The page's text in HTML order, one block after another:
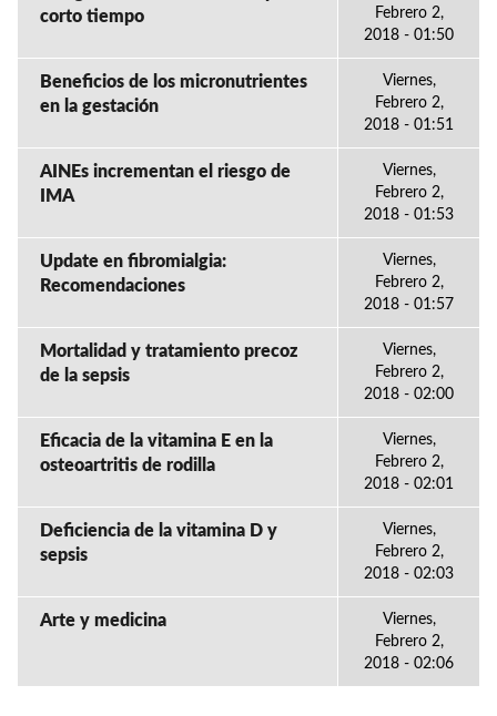
corto tiempo
Febrero 2,
2018 - 01:50
Beneficios de los micronutrientes
en la gestación
Viernes,
Febrero 2,
2018 - 01:51
AINEs incrementan el riesgo de
IMA
Viernes,
Febrero 2,
2018 - 01:53
Update en fibromialgia:
Recomendaciones
Viernes,
Febrero 2,
2018 - 01:57
Mortalidad y tratamiento precoz
de la sepsis
Viernes,
Febrero 2,
2018 - 02:00
Eficacia de la vitamina E en la
osteoartritis de rodilla
Viernes,
Febrero 2,
2018 - 02:01
Deficiencia de la vitamina D y
sepsis
Viernes,
Febrero 2,
2018 - 02:03
Arte y medicina
Viernes,
Febrero 2,
2018 - 02:06